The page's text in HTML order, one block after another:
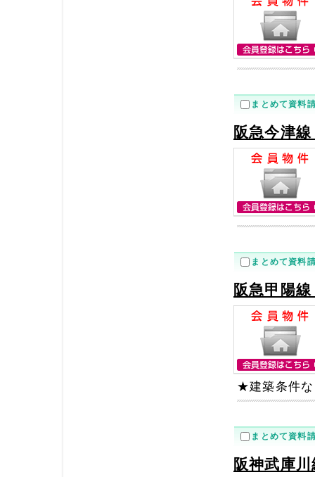
まとめて資料
阪急今津
まとめて資料
阪急甲陽
★建築条件
まとめて資料
阪神武庫